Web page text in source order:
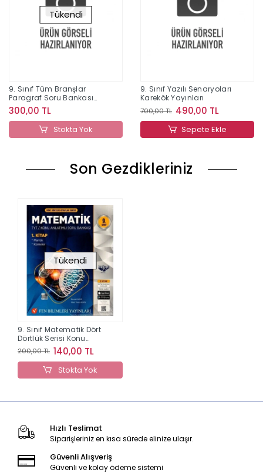
Tükendi
9. Sınıf Tüm Branşlar
Paragraf Soru Bankası
Editör Yayınları
300,00 TL
Stokta Yok
9. Sınıf Yazılı Senaryoları
Karekök Yayınları
700,00 TL 490,00 TL
Sepete Ekle
Son Gezdikleriniz
Tükendi
9. Sınıf Matematik Dört
Dörtlük Serisi Konu
Anlatımlı Soru Bankası
Seti
200,00 TL 140,00 TL
Stokta Yok
Hızlı Teslimat
Siparişleriniz en kısa sürede elinize ulaşır.
Güvenli Alışveriş
Güvenli ve kolay ödeme sistemi